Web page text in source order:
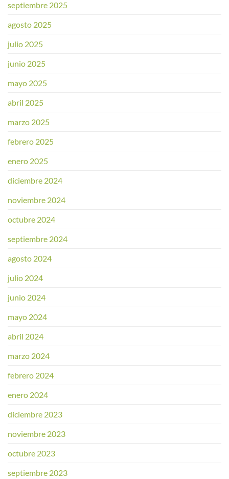
septiembre 2025
agosto 2025
julio 2025
junio 2025
mayo 2025
abril 2025
marzo 2025
febrero 2025
enero 2025
diciembre 2024
noviembre 2024
octubre 2024
septiembre 2024
agosto 2024
julio 2024
junio 2024
mayo 2024
abril 2024
marzo 2024
febrero 2024
enero 2024
diciembre 2023
noviembre 2023
octubre 2023
septiembre 2023